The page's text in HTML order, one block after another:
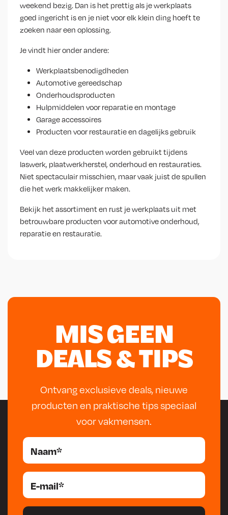
weekend bezig. Dan is het prettig als je werkplaats
goed ingericht is en je niet voor elk klein ding hoeft te
zoeken naar een oplossing.
Je vindt hier onder andere:
Werkplaatsbenodigdheden
Automotive gereedschap
Onderhoudsproducten
Hulpmiddelen voor reparatie en montage
Garage accessoires
Producten voor restauratie en dagelijks gebruik
Veel van deze producten worden gebruikt tijdens
laswerk, plaatwerkherstel, onderhoud en restauraties.
Niet spectaculair misschien, maar vaak juist de spullen
die het werk makkelijker maken.
Bekijk het assortiment en rust je werkplaats uit met
betrouwbare producten voor automotive onderhoud,
reparatie en restauratie.
MIS GEEN
DEALS & TIPS
Ontvang exclusieve deals, nieuwe
producten en praktische tips speciaal
voor vakmensen.